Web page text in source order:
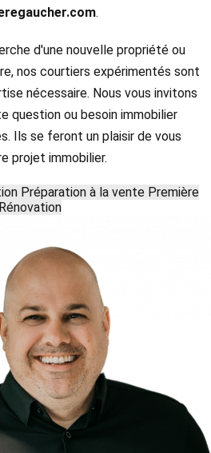
.
d'une nouvelle propriété ou
nos courtiers expérimentés sont
nécessaire. Nous vous invitons
question ou besoin immobilier
Ils se feront un plaisir de vous
projet immobilier.
Préparation à la vente Première
Rénovation